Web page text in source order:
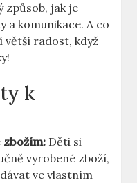
způsob, jak je
a komunikace. A co
větší radost, když
k
zbožím: Děti si
vyrobené zboží,
ve vlastním